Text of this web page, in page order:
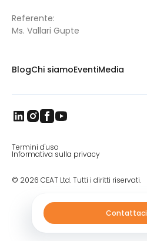
Contattaci
Referente:
Ms. Vallari Gupte
BlogChi siamoEventiMedia
© 2026 CEAT Ltd. Tutti i diritti riservati.
Termini d'uso
Informativa sulla privacy